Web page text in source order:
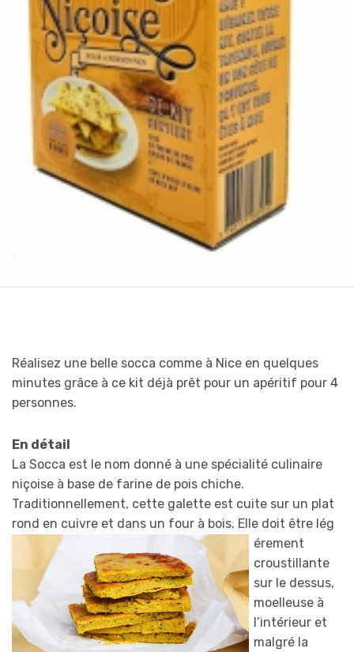
Réalisez une belle socca comme à Nice en quelques
minutes grâce à ce kit déjà prêt pour un apéritif pour 4
personnes.
En détail
La Socca est le nom donné à une spécialité culinaire
niçoise à base de farine de pois chiche.
Traditionnellement, cette galette est cuite sur un plat
rond en cuivre et dans un four à bois. Elle doit être lég
érement
croustillante
sur le dessus,
moelleuse à
l’intérieur et
malgré la